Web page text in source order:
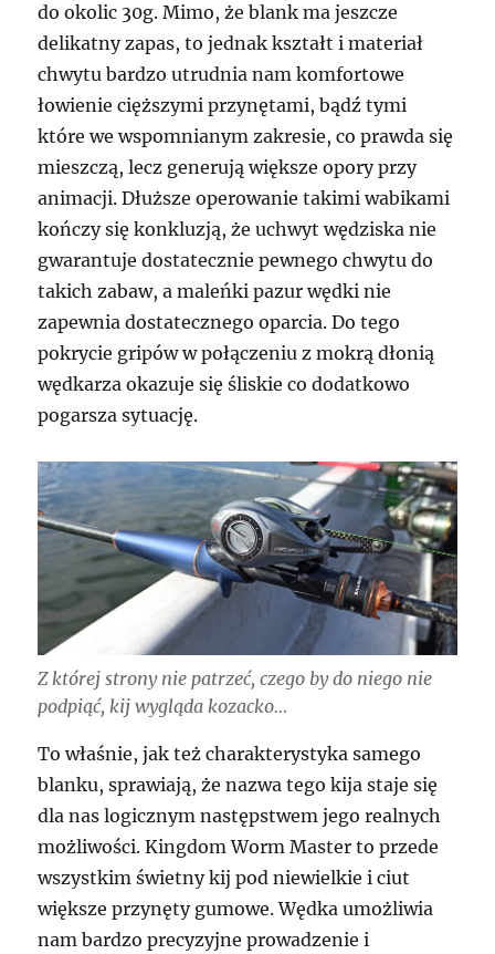
do okolic 30g. Mimo, że blank ma jeszcze
delikatny zapas, to jednak kształt i materiał
chwytu bardzo utrudnia nam komfortowe
łowienie cięższymi przynętami, bądź tymi
które we wspomnianym zakresie, co prawda się
mieszczą, lecz generują większe opory przy
animacji. Dłuższe operowanie takimi wabikami
kończy się konkluzją, że uchwyt wędziska nie
gwarantuje dostatecznie pewnego chwytu do
takich zabaw, a maleńki pazur wędki nie
zapewnia dostatecznego oparcia. Do tego
pokrycie gripów w połączeniu z mokrą dłonią
wędkarza okazuje się śliskie co dodatkowo
pogarsza sytuację.
Z której strony nie patrzeć, czego by do niego nie
podpiąć, kij wygląda kozacko…
To właśnie, jak też charakterystyka samego
blanku, sprawiają, że nazwa tego kija staje się
dla nas logicznym następstwem jego realnych
możliwości. Kingdom Worm Master to przede
wszystkim świetny kij pod niewielkie i ciut
większe przynęty gumowe. Wędka umożliwia
nam bardzo precyzyjne prowadzenie i